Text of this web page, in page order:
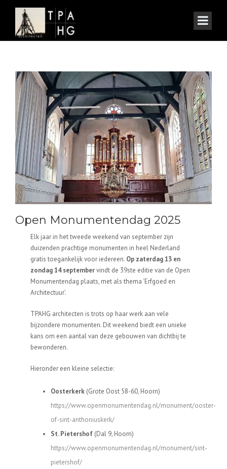
Open Monumentendag 2025
Elk jaar in het tweede weekend van september zijn
duizenden prachtige monumenten in heel Nederland
gratis toegankelijk voor iedereen. Op zaterdag 13 en
zondag 14 septembervindt de 39ste editie van de Open
Monumentendag plaats, met als thema ‘Erfgoed en
Architectuur’.
TPAHG architecten is trots op haar werk aan vele
bijzondere monumenten. Dit weekend biedt een unieke
kans om een aantal van deze gebouwen van dichtbij te
bewonderen.
Hieronder een kleine selectie:
Oosterkerk (Grote Oost 58-60, Hoorn)
https://www.openmonumentendag.nl/monument/ooster-
of-sint-anthoniuskerk/
St. Pietershof (Dal 9, Hoorn)
https://www.openmonumentendag.nl/monument/sint-
pietershof/